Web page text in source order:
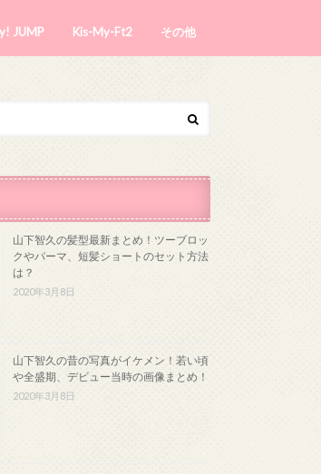
JUMP Kis-My-Ft2 その他
山下智久の髪型最新まとめ！ツーブロッ
クやパーマ、短髪ショートのセット方法
は？
2020年3月8日
山下智久の昔の写真がイケメン！若い頃
や全盛期、デビュー当時の画像まとめ！
2020年3月8日